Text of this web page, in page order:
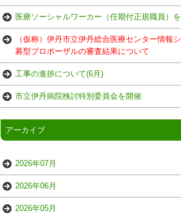
医療ソーシャルワーカー（任期付正規職員）
（仮称）伊丹市立伊丹総合医療センター情報
募型プロポーザルの審査結果について
工事の進捗について(6月)
市立伊丹病院検討特別委員会を開催
アーカイブ
2026年07月
2026年06月
2026年05月